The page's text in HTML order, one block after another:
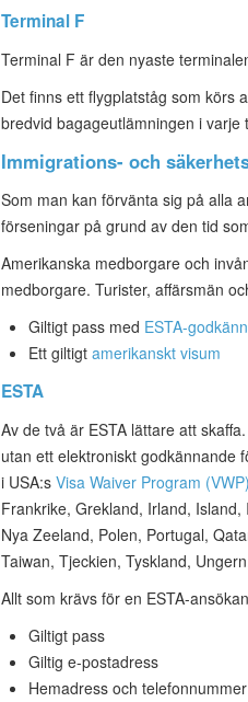
Terminal F
Terminal F är den nyaste
Det finns ett flygplatståg som körs
bredvid bagageutlämningen i
Immigrations- och
Som man kan förvänta sig på alla
förseningar på grund av den tid
Amerikanska medborgare och
medborgare. Turister, affärsmän
Giltigt pass med ESTA-
Ett giltigt amerikanskt visum
ESTA
Av de två är ESTA lättare att
utan ett elektroniskt godkännande
i USA:s Visa Waiver Program (VWP)
Frankrike, Grekland, Irland,
Nya Zeeland, Polen, Portugal,
Taiwan, Tjeckien, Tyskland,
Allt som krävs för en ESTA-
Giltigt pass
Giltig e-postadress
Hemadress och